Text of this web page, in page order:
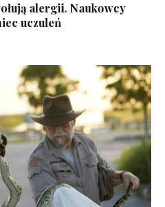
alergii. Naukowcy
uczuleń